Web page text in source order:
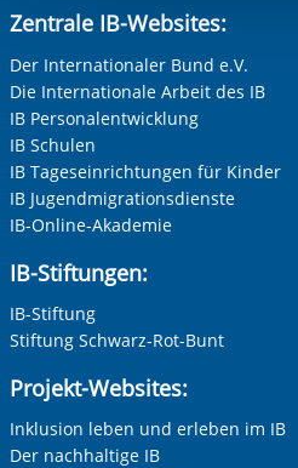
Einwilligung.
Zentrale IB-Websites:
Der Internationaler Bund e.V.
Die Internationale Arbeit des IB
IB Personalentwicklung
IB Schulen
IB Tageseinrichtungen für Kinder
IB Jugendmigrationsdienste
IB-Online-Akademie
IB-Stiftungen:
IB-Stiftung
Stiftung Schwarz-Rot-Bunt
Projekt-Websites:
Inklusion leben und erleben im IB
Der nachhaltige IB